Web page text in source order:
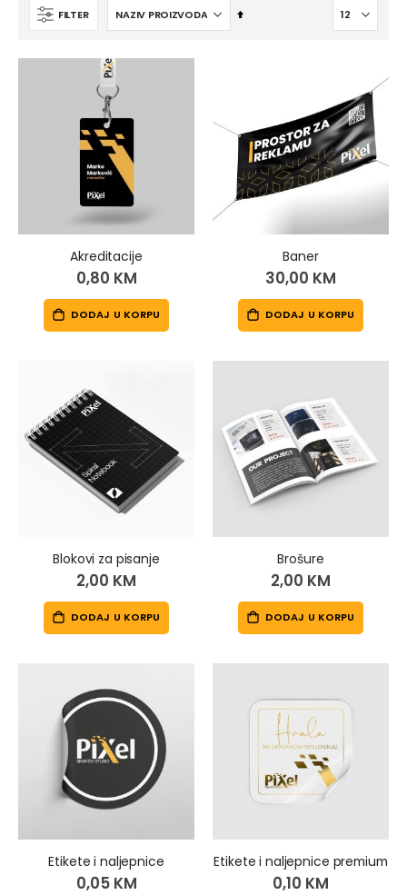
FILTER
Postavi
Akreditacije
0,80 KM
DODAJ U KORPU
Baner
30,00 KM
DODAJ U KORPU
Blokovi za pisanje
2,00 KM
DODAJ U KORPU
Brošure
2,00 KM
DODAJ U KORPU
Etikete i naljepnice
0,05 KM
Etikete i naljepnice premium
0,10 KM
0,30 KM